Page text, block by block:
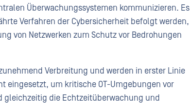
Überwachungssystemen kommunizieren. Es
Verfahren der Cybersicherheit befolgt werden,
von Netzwerken zum Schutz vor Bedrohungen
Verbreitung und werden in erster Linie
eingesetzt, um kritische OT-Umgebungen vor
gleichzeitig die Echtzeitüberwachung und